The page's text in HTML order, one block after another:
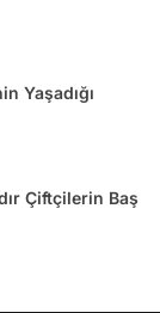
Yaşadığı
Çiftçilerin Baş